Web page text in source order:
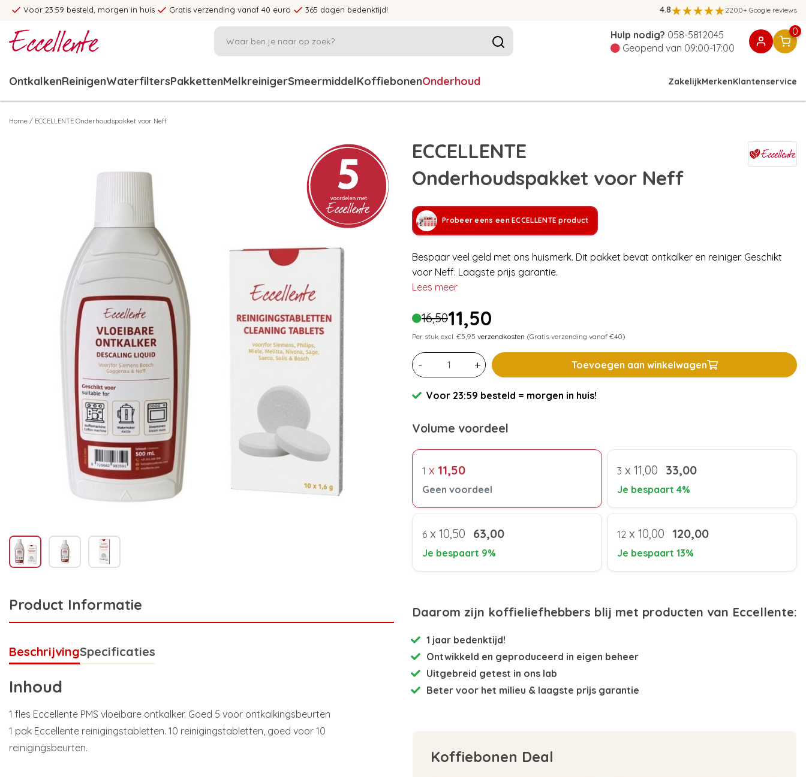
Voor 23:59 besteld, morgen in huis Gratis verzending vanaf 40 euro 365 dagen bedenktijd! 4.8 2200+ Google reviews
Hulp nodig? 058-5812045
Geopend van 09:00-17:00
0
OntkalkenReinigenWaterfiltersPakkettenMelkreinigerSmeermiddelKoffiebonenOnderhoud ZakelijkMerkenKlantenservice
Home / ECCELLENTE Onderhoudspakket voor Neff
Product Informatie
BeschrijvingSpecificaties
Inhoud
1 fles Eccellente PMS vloeibare ontkalker. Goed 5 voor ontkalkingsbeurten
1 pak Eccellente reinigingstabletten. 10 reinigingstabletten, goed voor 10
reinigingsbeurten.
ECCELLENTE
Onderhoudspakket voor Neff
Probeer eens een ECCELLENTE product
Bespaar veel geld met ons huismerk. Dit pakket bevat ontkalker en reiniger. Geschikt
voor Neff. Laagste prijs garantie.
Lees meer
16,5011,50
Per stuk excl. €5,95 verzendkosten (Gratis verzending vanaf €40)
- + Toevoegen aan winkelwagen
Voor 23:59 besteld = morgen in huis!
Volume voordeel
1 x 11,50
Geen voordeel
3 x 11,00 33,00
Je bespaart 4%
6 x 10,50 63,00
Je bespaart 9%
12 x 10,00 120,00
Je bespaart 13%
Daarom zijn koffieliefhebbers blij met producten van Eccellente:
1 jaar bedenktijd!
Ontwikkeld en geproduceerd in eigen beheer
Uitgebreid getest in ons lab
Beter voor het milieu & laagste prijs garantie
Koffiebonen Deal